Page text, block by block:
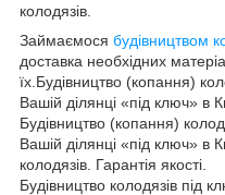
колодязів.
Займаємося будівництвом
доставка необхідних
їх.Будівництво (копання)
Вашій ділянці «під ключ» в
Будівництво (копання)
Вашій ділянці «під ключ» в
колодязів. Гарантія якості.
Будівництво колодязів під